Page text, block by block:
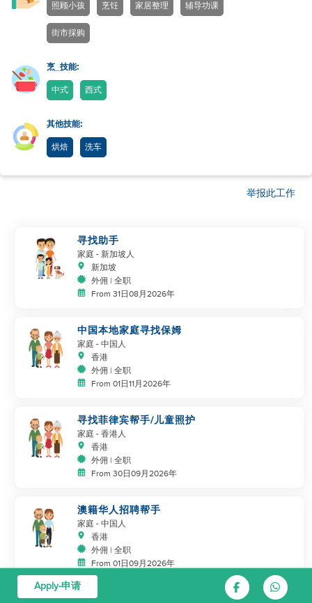
照顾小孩 烹饪 家居整理 辅导功课
街市採购
烹_技能:
中式 西式
其他技能:
烘焙 洗车
举报此工作
寻找助手
家庭 - 新加坡人
新加坡
外佣 | 全职
From 31日08月2026年
中国本地家庭寻找保姆
家庭 - 中国人
香港
外佣 | 全职
From 01日11月2026年
寻找菲律宾帮手/儿童照护
家庭 - 香港人
香港
外佣 | 全职
From 30日09月2026年
澳籍华人招聘帮手
家庭 - 中国人
香港
外佣 | 全职
From 01日09月2026年
Apply-申请